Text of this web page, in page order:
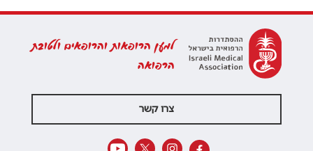
למען הרופאות והרופאים ולטובת
הרפואה
צרו קשר